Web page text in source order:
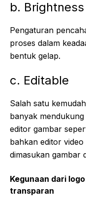
b. Brightness
Pengaturan
proses dalam
bentuk gelap.
c. Editable
Salah satu
banyak
editor gambar
bahkan editor
dimasukan gambar
Kegunaan dari
transparan